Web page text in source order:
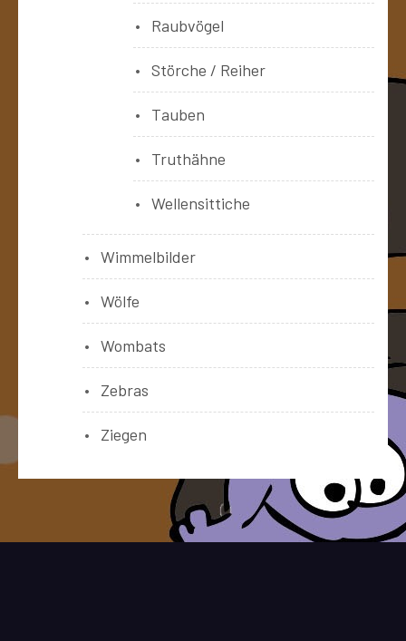
Raubvögel
Störche / Reiher
Tauben
Truthähne
Wellensittiche
Wimmelbilder
Wölfe
Wombats
Zebras
Ziegen